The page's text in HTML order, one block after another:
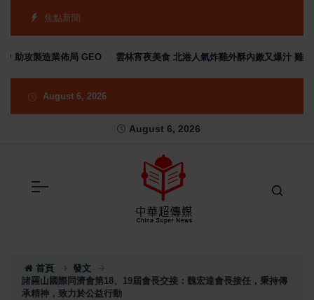
焦點新聞
業佈局 GEO 雲林宵夜美食 北港人氣炸雞外酥內嫩又爆汁 雞排、小點、
August 6, 2026
August 6, 2026
首頁
發文
諸羅山國際同濟會第18、19屆會長交接：魏宏達會長接任，秉持傳
承精神，致力於公益行動